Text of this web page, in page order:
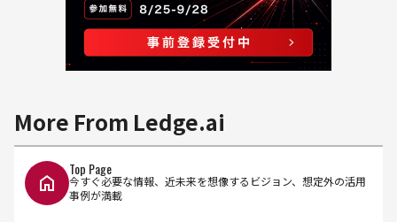
More From Ledge.ai
Top Page
今すぐ必要な情報、近未来を想像するビジョン、想定外の活用
事例が満載